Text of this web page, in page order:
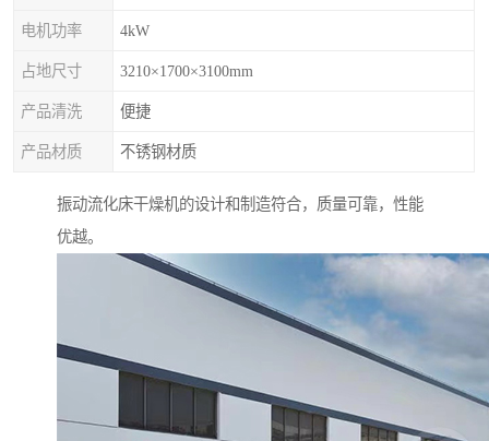
电机功率 4kW
占地尺寸 3210×1700×3100mm
产品清洗 便捷
产品材质 不锈钢材质
振动流化床干燥机的设计和制造符合，质量可靠，性能
优越。